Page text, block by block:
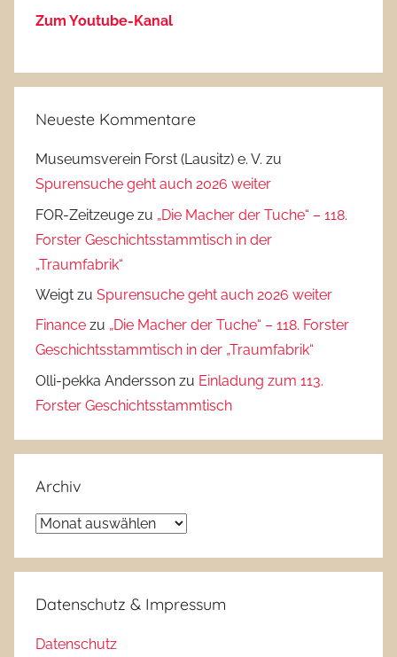
Zum Youtube-Kanal
Neueste Kommentare
Museumsverein Forst (Lausitz) e. V. zu
Spurensuche geht auch 2026 weiter
FOR-Zeitzeuge zu „Die Macher der Tuche“ – 118.
Forster Geschichtsstammtisch in der
„Traumfabrik“
Weigt zu Spurensuche geht auch 2026 weiter
Finance zu „Die Macher der Tuche“ – 118. Forster
Geschichtsstammtisch in der „Traumfabrik“
Olli-pekka Andersson zu Einladung zum 113.
Forster Geschichtsstammtisch
Archiv
Archiv
Datenschutz & Impressum
Datenschutz